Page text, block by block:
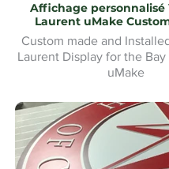
Affichage personnalisé
Laurent uMake
Custom made and
Laurent Display for the
uMake
Présentoir YSL Saint-
et installé pour la Baie de
uMake